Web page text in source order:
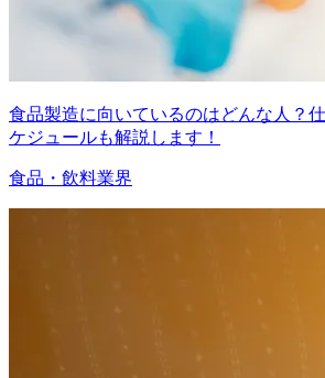
食品製造に向いているのはどんな人？
ケジュールも解説します！
食品・飲料業界